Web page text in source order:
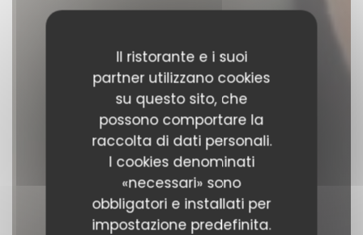
Il ristorante e i suoi
partner utilizzano cookies
su questo sito, che
possono comportare la
raccolta di dati personali.
I cookies denominati
«necessari» sono
obbligatori e installati per
impostazione predefinita.